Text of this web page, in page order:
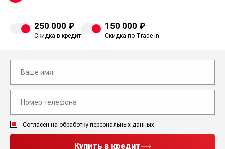
250 000 ₽
Скидка в кредит
150 000 ₽
Скидка по Trade-in
Согласен на обработку персональных данных
Купить в кредит